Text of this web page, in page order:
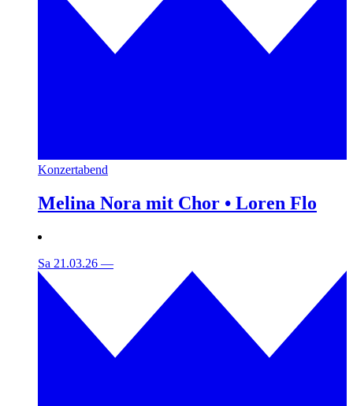
Konzertabend
Melina Nora mit Chor • Loren Flo
Sa 21.03.26 —